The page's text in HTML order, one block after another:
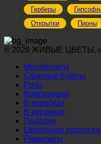
Герберы
Открытки
Пионы
© 2026 ЖИВЫЕ ЦВЕТЫ,
Монобукеты
Сборные букеты
Розы
Композиции
В коробках
В корзинах
Подарки
Цветочная подписка
Реквизиты